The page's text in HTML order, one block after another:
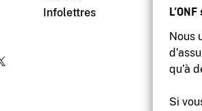
Nous
qu’à
Si
Infolettres